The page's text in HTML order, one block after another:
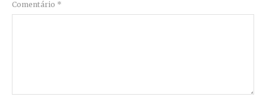
Comentário *